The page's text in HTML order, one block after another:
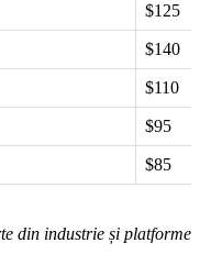
$125
$140
$110
$95
$85
din industrie și platforme